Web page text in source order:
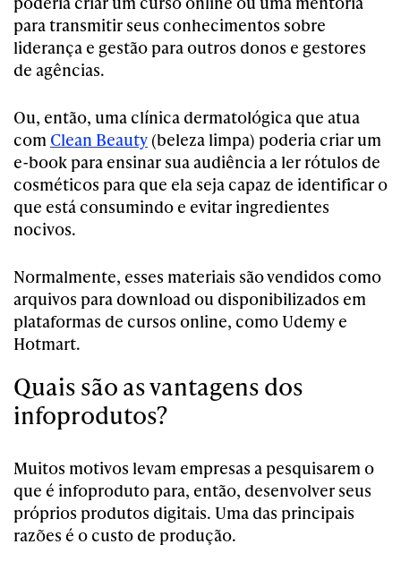
para transmitir seus conhecimentos sobre
liderança e gestão para outros donos e gestores
de agências.
Ou, então, uma clínica dermatológica que atua
com Clean Beauty (beleza limpa) poderia criar um
e-book para ensinar sua audiência a ler rótulos de
cosméticos para que ela seja capaz de identificar o
que está consumindo e evitar ingredientes
nocivos.
Normalmente, esses materiais são vendidos como
arquivos para download ou disponibilizados em
plataformas de cursos online, como Udemy e
Hotmart.
Quais são as vantagens dos
infoprodutos?
Muitos motivos levam empresas a pesquisarem o
que é infoproduto para, então, desenvolver seus
próprios produtos digitais. Uma das principais
razões é o custo de produção.